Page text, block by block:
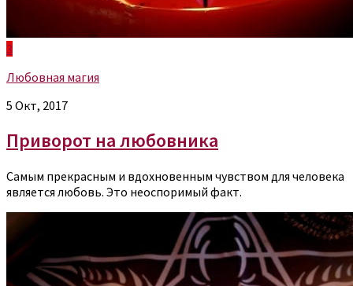
3
Любовная магия
5 Окт, 2017
Приворот на любовника
Самым прекрасным и вдохновенным чувством для человека
является любовь. Это неоспоримый факт.